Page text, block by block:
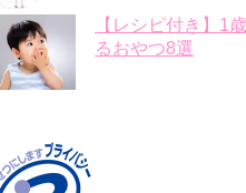
【レシピ付き】1
るおやつ8選